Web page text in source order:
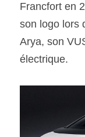
Francfort en
son logo lors
Arya, son
électrique.